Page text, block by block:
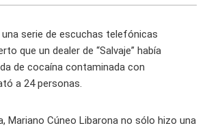
serie de escuchas telefónicas
que un dealer de “Salvaje” había
de cocaína contaminada con
a 24 personas.
Mariano Cúneo Libarona no sólo hizo una